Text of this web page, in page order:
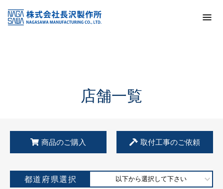
KSS加盟店・取扱店情報
店舗一覧
店舗一覧
商品のご購入 取付工事のご依頼
都道府県選択 以下から選択して下さい